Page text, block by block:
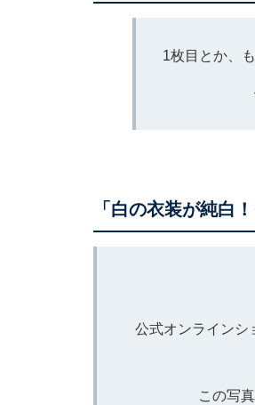
1枚目とか、
「白の衣装が純白
公式オンラインシ
この写